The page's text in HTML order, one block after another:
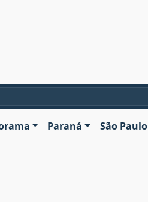
Paraná São Paulo